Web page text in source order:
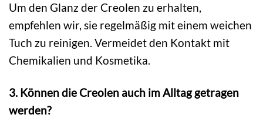
Um den Glanz der Creolen zu erhalten,
empfehlen wir, sie regelmäßig mit einem weichen
Tuch zu reinigen. Vermeidet den Kontakt mit
Chemikalien und Kosmetika.
3. Können die Creolen auch im Alltag getragen
werden?